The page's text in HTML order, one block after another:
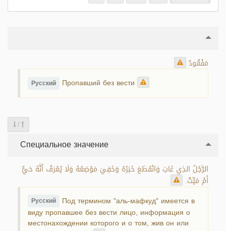
مَفْقُودٌ
Русский Пропавший без вести
/
Специальное значение
الرَّجُلُ الذِي غَابَ وَانْقَطَعَ خَبَرُهُ وَخَفِيَ مَوْضِعُهُ وَلَا يُعْرَفُ أَنَّهُ حَيٌّ
أَمْ مَيِّتٌ.
Русский Под термином "аль-мафкуд" имеется в
виду пропавшее без вести лицо, информация о
местонахождении которого и о том, жив он или